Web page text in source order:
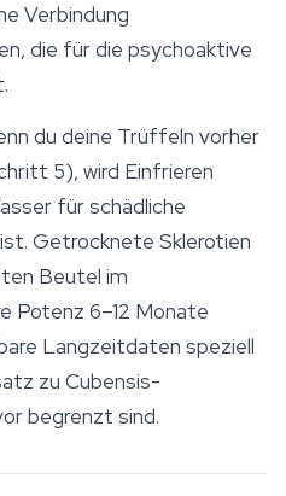
Verbindung
die für die psychoaktive
du deine Trüffeln vorher
5), wird Einfrieren
für schädliche
Getrocknete Sklerotien
Beutel im
Potenz 6–12 Monate
Langzeitdaten speziell
zu Cubensis-
begrenzt sind.